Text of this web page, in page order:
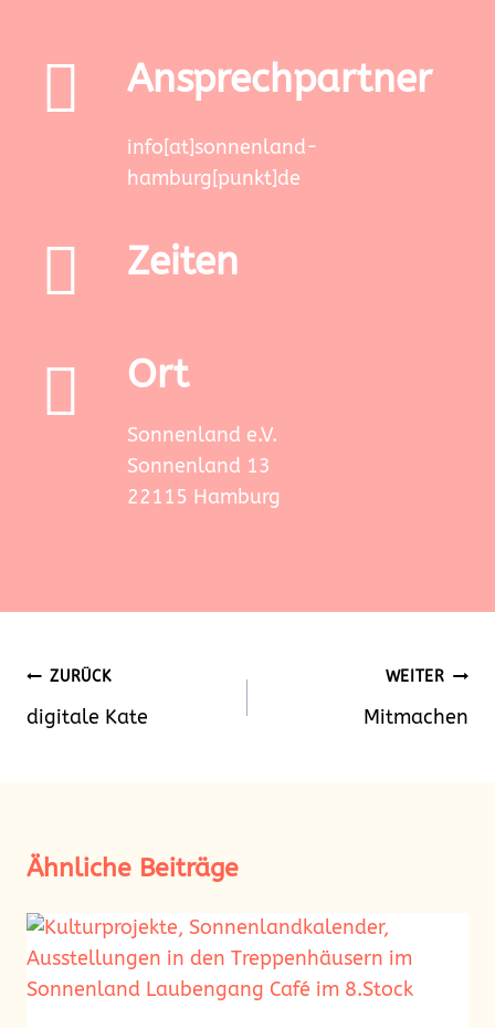
Ansprechpartner
info[at]sonnenland-
hamburg[punkt]de
Zeiten
Ort
Sonnenland e.V.
Sonnenland 13
22115 Hamburg
Beitragsnavigation
ZURÜCK
digitale Kate
WEITER
Mitmachen
Ähnliche Beiträge